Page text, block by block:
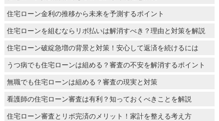
住宅ローン金利の推移から未来を予測するポイント
住宅ローンを組むならリボ払いは解消すべき？理由と対策を解説
住宅ローン破綻急増の背景と対策！安心して返済を続けるには
うつ病でも住宅ローンは組める？審査の不安を解消するポイント
無職でも住宅ローンは組める？審査の現実と対策
看護師の住宅ローン審査は有利？知っておくべきことを解説
住宅ローン審査とリボ完済のメリット！家計を整える考え方